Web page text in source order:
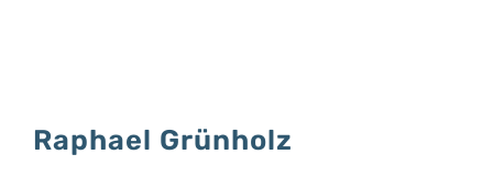
Raphael Grünholz